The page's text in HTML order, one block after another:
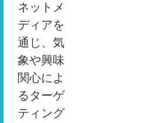
ネットメ
ディアを
通じ、気
象や興味
関心によ
るターゲ
ティング